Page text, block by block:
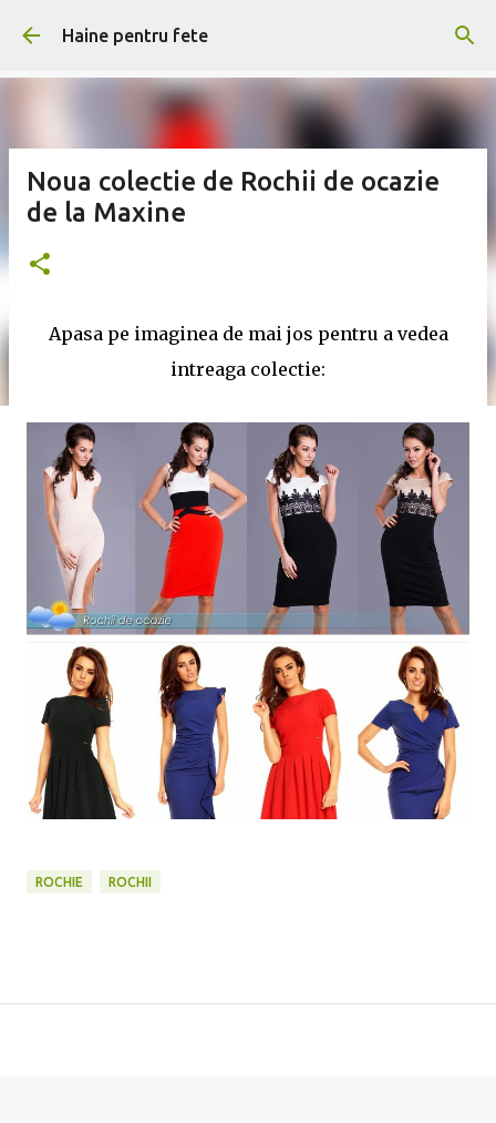
Treceți la conținutul principal
Haine pentru fete
Noua colectie de Rochii de ocazie
de la Maxine
Apasa pe imaginea de mai jos pentru a vedea
intreaga colectie:
ROCHIE ROCHII